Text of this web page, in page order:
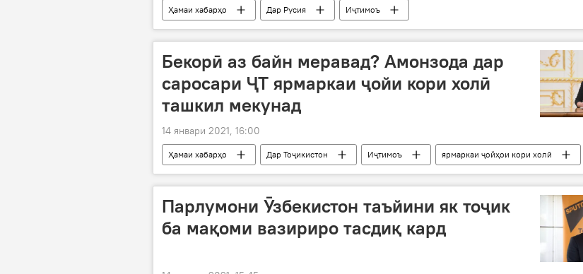
Ҳамаи хабарҳо Дар Русия
Иҷтимоъ
Коронавирус дар Русия ва ҷаҳон: охирин хабару гузоришҳо
Владимир Путин
супориш
Бекорӣ аз байн меравад? Амонзода дар
саросари ҶТ ярмаркаи ҷойи кори холӣ
ташкил мекунад
14 январи 2021, 16:00
Ҳамаи хабарҳо Дар Тоҷикистон Иҷтимоъ
ярмаркаи ҷойҳои кори холӣ
саросари кишвар
бекорӣ сатҳи бекорӣ
Парлумони Ӯзбекистон таъйини як тоҷик
ба мақоми вазириро тасдиқ кард